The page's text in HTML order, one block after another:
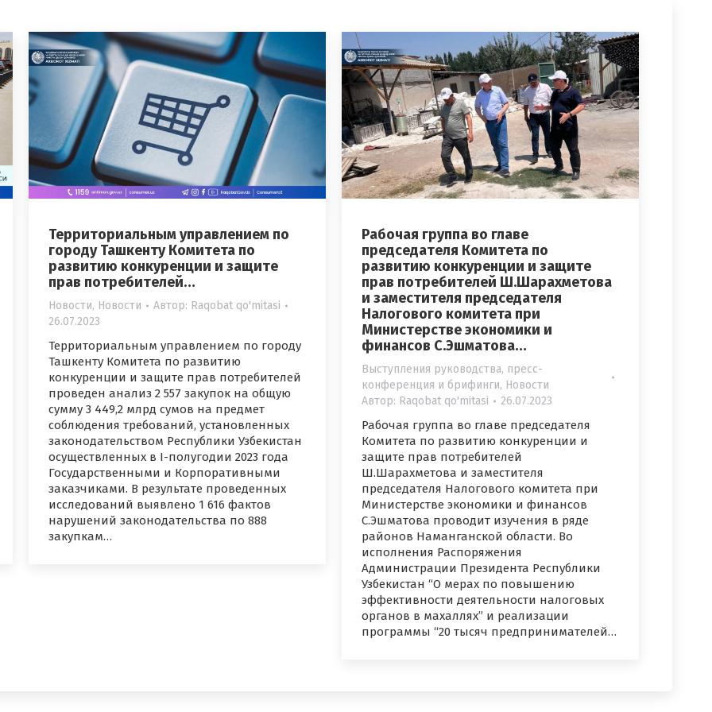
Территориальным управлением по
городу Ташкенту Комитета по
развитию конкуренции и защите
прав потребителей…
Новости, Новости Автор: Raqobat qo'mitasi
26.07.2023
Территориальным управлением по городу
Ташкенту Комитета по развитию
конкуренции и защите прав потребителей
проведен анализ 2 557 закупок на общую
сумму 3 449,2 млрд сумов на предмет
соблюдения требований, установленных
законодательством Республики Узбекистан
осуществленных в I-полугодии 2023 года
Государственными и Корпоративными
заказчиками. В результате проведенных
исследований выявлено 1 616 фактов
нарушений законодательства по 888
закупкам…
Рабочая группа во главе
председателя Комитета по
развитию конкуренции и защите
прав потребителей Ш.Шарахметова
и заместителя председателя
Налогового комитета при
Министерстве экономики и
финансов С.Эшматова…
Выступления руководства, пресс-
конференция и брифинги, Новости
Автор: Raqobat qo'mitasi 26.07.2023
Рабочая группа во главе председателя
Комитета по развитию конкуренции и
защите прав потребителей
Ш.Шарахметова и заместителя
председателя Налогового комитета при
Министерстве экономики и финансов
С.Эшматова проводит изучения в ряде
районов Наманганской области. Во
исполнения Распоряжения
Администрации Президента Республики
Узбекистан “О мерах по повышению
эффективности деятельности налоговых
органов в махаллях” и реализации
программы “20 тысяч предпринимателей…